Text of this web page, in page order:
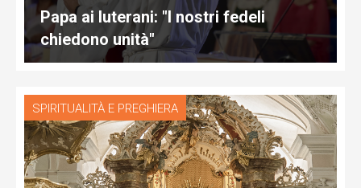
Papa ai luterani: "I nostri fedeli
chiedono unità"
SPIRITUALITÀ E PREGHIERA